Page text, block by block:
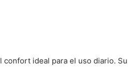
ideal para el uso diario.